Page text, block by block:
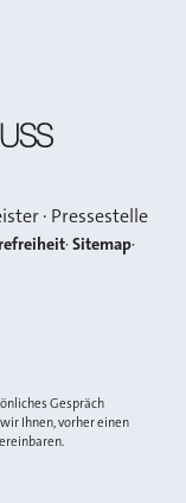
· Pressestelle
Sitemap
Gespräch
Ihnen, vorher einen